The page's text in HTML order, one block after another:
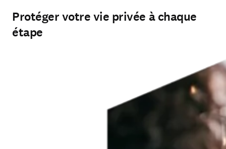
Protéger votre vie privée à chaque
étape